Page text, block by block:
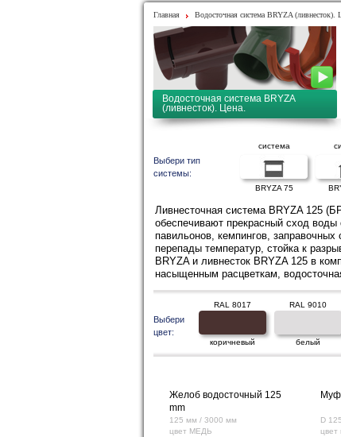
Главная Водосточная система BRYZA (ливнесток).
Водосточная система BRYZA
(ливнесток). Цена.
Выбери тип
системы:
система
BRYZA 75
Ливнесточная система BRYZA 125
обеспечивают прекрасный сход
павильонов, кемпингов,
перепады температур, стойка к
BRYZA и ливнесток BRYZA 125 в
насыщенным расцветкам,
Выбери
цвет:
RAL 8017
коричневый
RAL 9010
белый
Желоб водосточный 125
mm
125 мм / 3000 мм
цвет МЕДЬ
D
цвет